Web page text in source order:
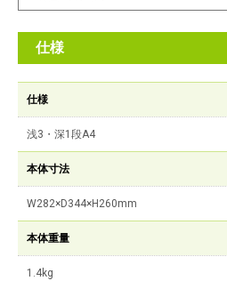
仕様
仕様
浅3・深1段A4
本体寸法
W282×D344×H260mm
本体重量
1.4kg